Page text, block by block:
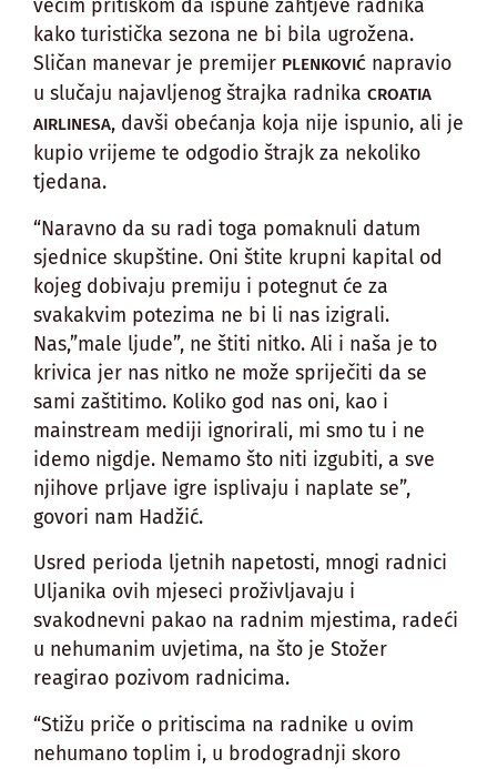
većim pritiskom da ispune zahtjeve radnika
kako turistička sezona ne bi bila ugrožena.
Sličan manevar je premijer PLENKOVIĆ napravio
u slučaju najavljenog štrajka radnika CROATIA
AIRLINESA, davši obećanja koja nije ispunio, ali je
kupio vrijeme te odgodio štrajk za nekoliko
tjedana.
“Naravno da su radi toga pomaknuli datum
sjednice skupštine. Oni štite krupni kapital od
kojeg dobivaju premiju i potegnut će za
svakakvim potezima ne bi li nas izigrali.
Nas,”male ljude”, ne štiti nitko. Ali i naša je to
krivica jer nas nitko ne može spriječiti da se
sami zaštitimo. Koliko god nas oni, kao i
mainstream mediji ignorirali, mi smo tu i ne
idemo nigdje. Nemamo što niti izgubiti, a sve
njihove prljave igre isplivaju i naplate se”,
govori nam Hadžić.
Usred perioda ljetnih napetosti, mnogi radnici
Uljanika ovih mjeseci proživljavaju i
svakodnevni pakao na radnim mjestima, radeći
u nehumanim uvjetima, na što je Stožer
reagirao pozivom radnicima.
“Stižu priče o pritiscima na radnike u ovim
nehumano toplim i, u brodogradnji skoro